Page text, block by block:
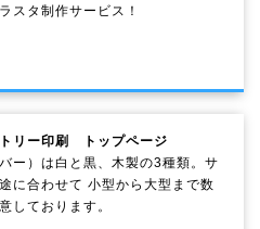
スタ制作サービス！
リー印刷 トップページ
ー）は白と黒、木製の3種類。サ
に合わせて 小型から大型まで数
しております。